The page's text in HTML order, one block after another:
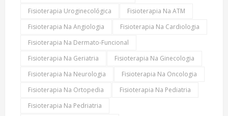
Fisioterapia Uroginecológica
Fisioterapia Na ATM
Fisioterapia Na Angiologia
Fisioterapia Na Cardiologia
Fisioterapia Na Dermato-Funcional
Fisioterapia Na Geriatria
Fisioterapia Na Ginecologia
Fisioterapia Na Neurologia
Fisioterapia Na Oncologia
Fisioterapia Na Ortopedia
Fisioterapia Na Pediatria
Fisioterapia Na Pedriatria